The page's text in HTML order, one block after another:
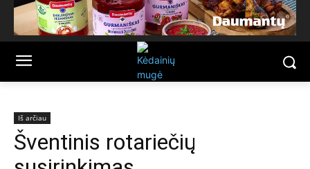
Iš arčiau
Šventinis rotariečių